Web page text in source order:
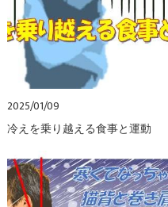
2025/01/09
冷えを乗り越える食事と運動